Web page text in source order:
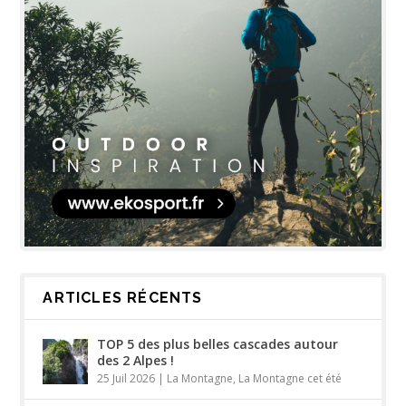
ARTICLES RÉCENTS
TOP 5 des plus belles cascades autour
des 2 Alpes !
25 Juil 2026 | La Montagne, La Montagne cet été